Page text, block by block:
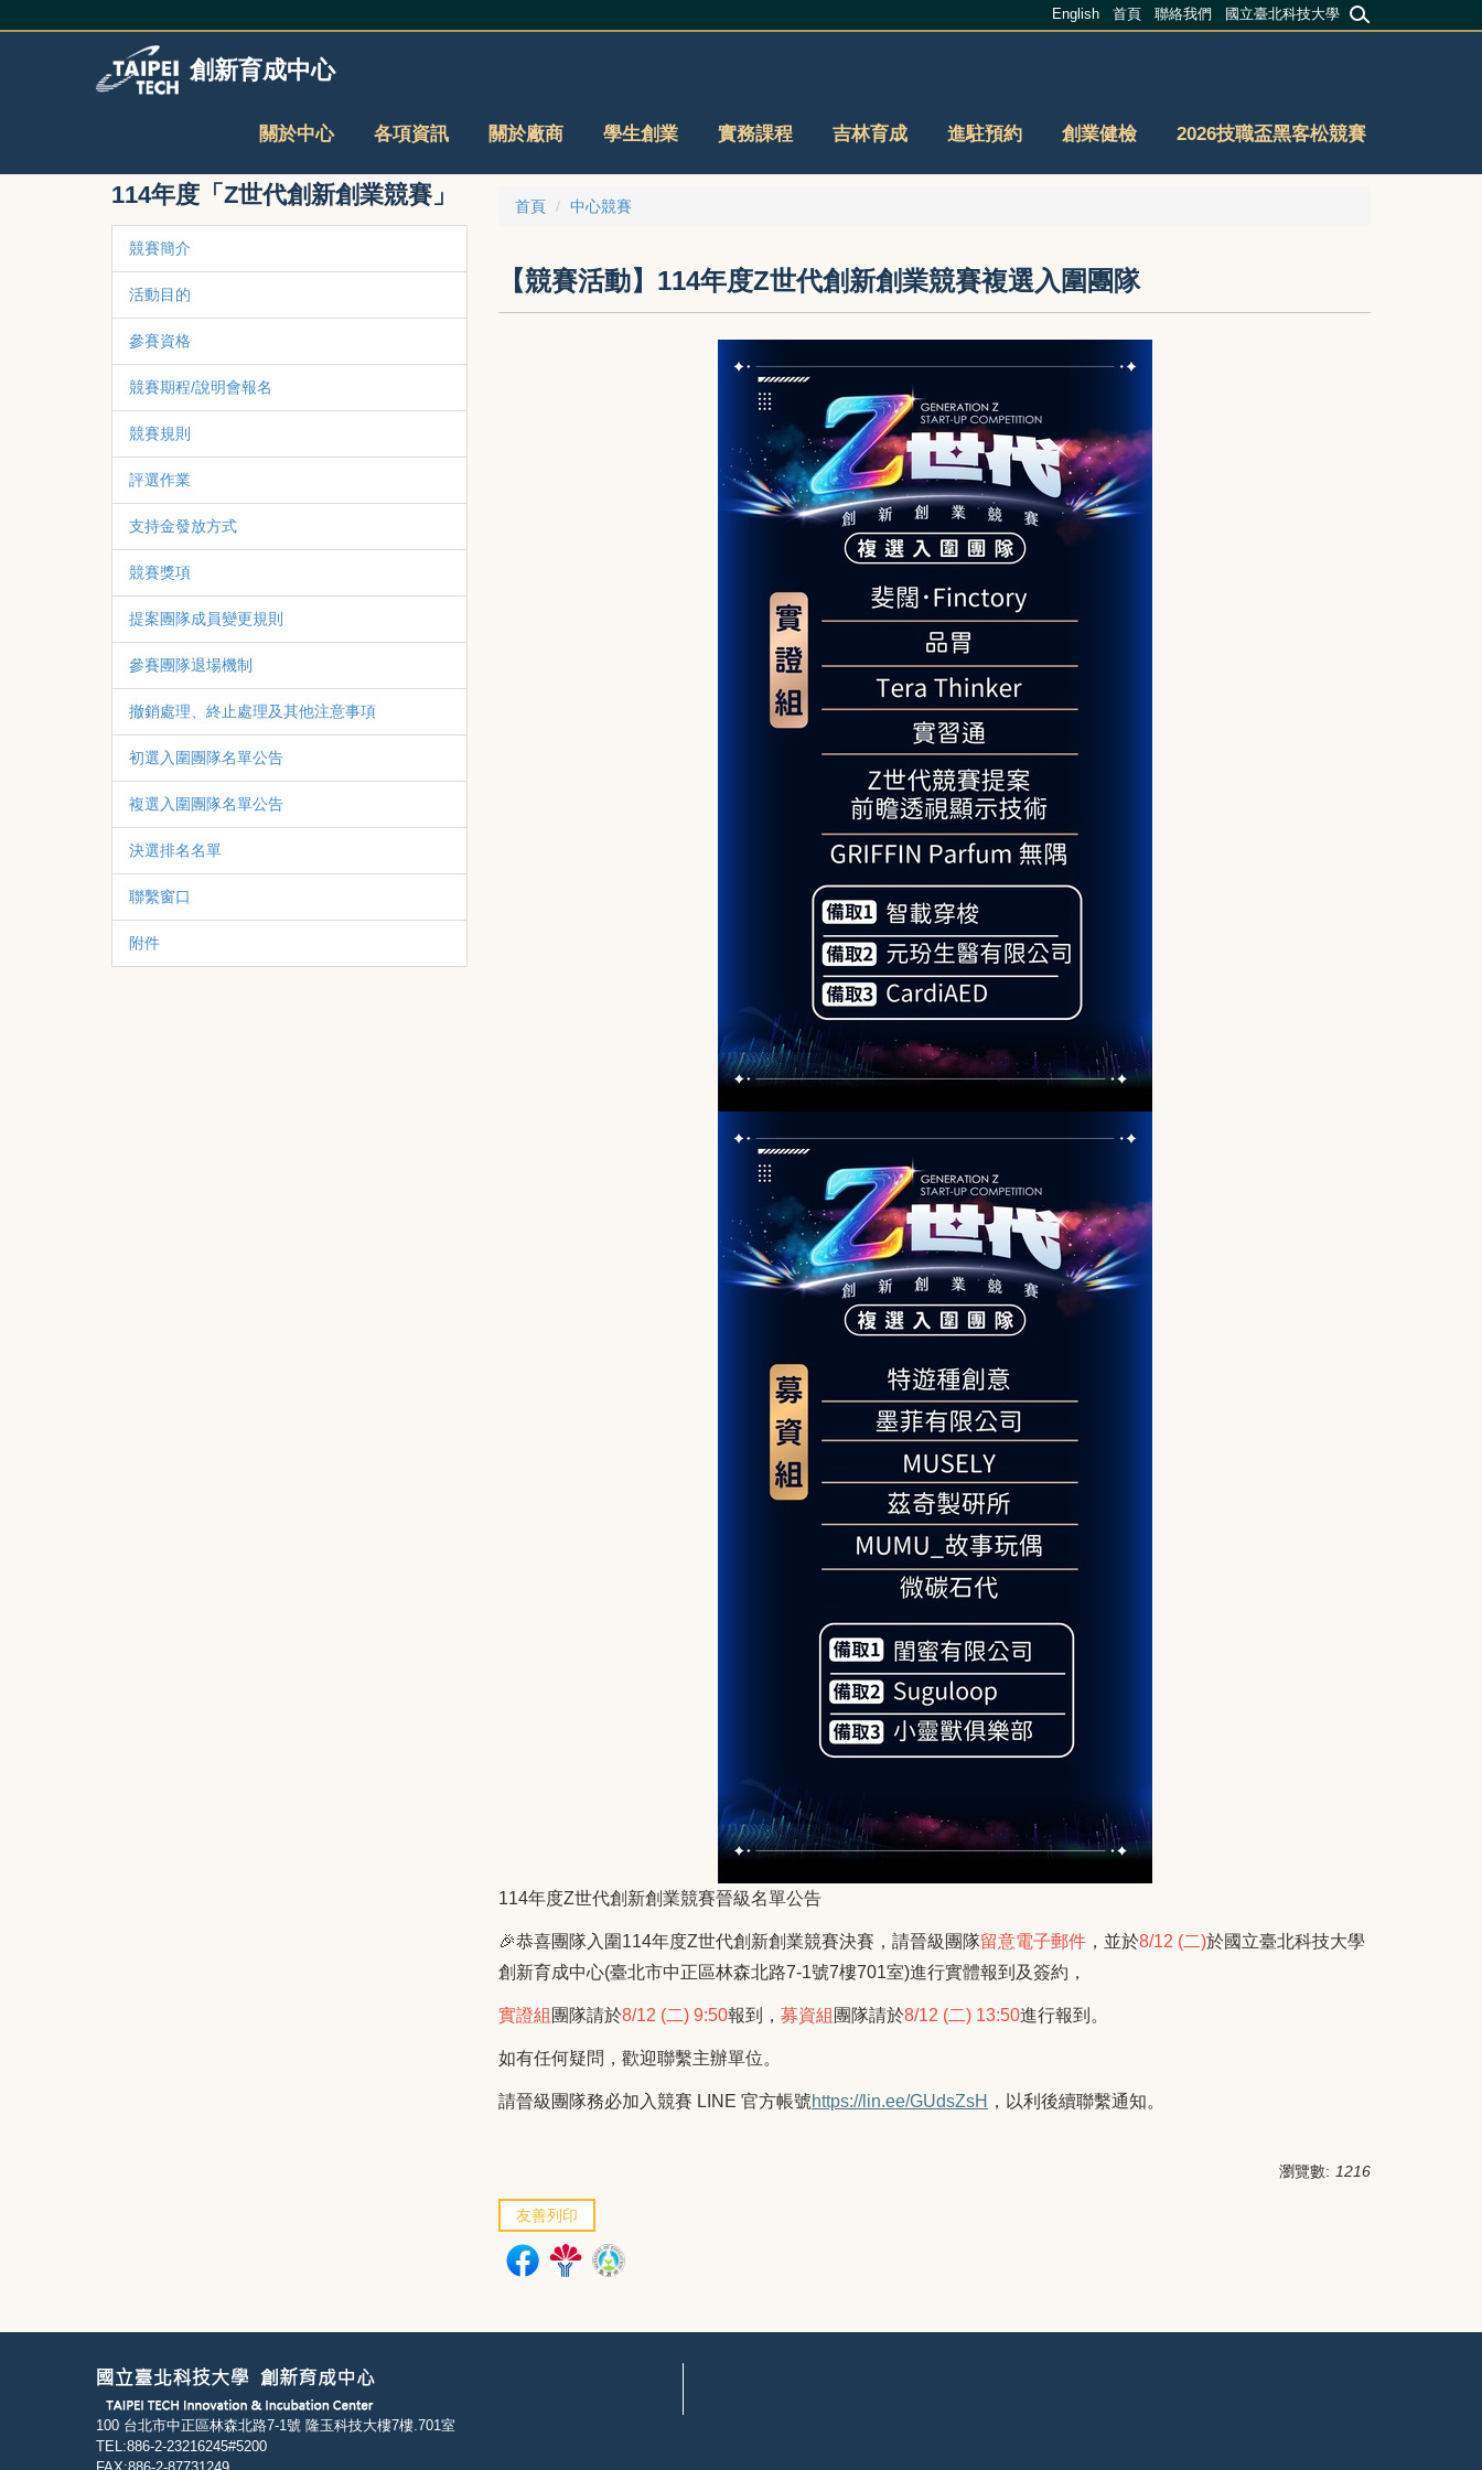
創新育成中心
關於中心 各項資訊 關於廠商 學生創業 實務課程 吉林育成 進駐預約 創業健檢 2026技職盃黑客松競賽
English 首頁 聯絡我們 國立臺北科技大學
114年度「Z世代創新創業競賽」
競賽簡介
活動目的
參賽資格
競賽期程/說明會報名
競賽規則
評選作業
支持金發放方式
競賽獎項
提案團隊成員變更規則
參賽團隊退場機制
撤銷處理、終止處理及其他注意事項
初選入圍團隊名單公告
複選入圍團隊名單公告
決選排名名單
聯繫窗口
附件
首頁 中心競賽
【競賽活動】114年度Z世代創新創業競賽複選入圍團隊
114年度Z世代創新創業競賽晉級名單公告
🎉恭喜團隊入圍 114年度Z世代創新創業競賽決賽，請晉級團隊留意電子郵件 ，並於8/12 (二)於國立臺北科技大學
創新育成中心(臺北市中正區林森北路7-1號7樓701室)進行實體報到及簽約，
實證組 團隊請於8/12 (二) 9:50報到， 募資組 團隊請於8/12 (二) 13:50進行報到 。
如有任何疑問，歡迎聯繫主辦單位。
請晉級團隊務必加入競賽 LINE 官方帳號https://lin.ee/GUdsZsH ，以利後續聯繫通知。
瀏覽數: 1216
友善列印
100 台北市中正區林森北路7-1號 隆玉科技大樓7樓.701室
TEL:886-2-23216245#5200